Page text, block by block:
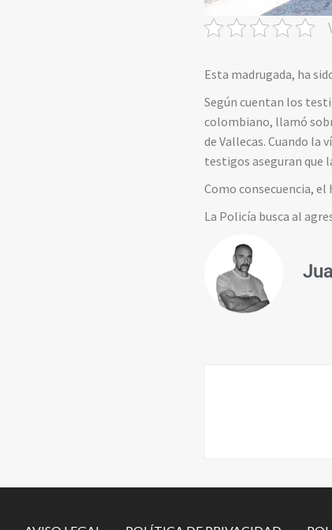
Esta madrugada, ha
Según cuentan los
colombiano, llamó
de Vallecas. Cuando la
testigos aseguran que
Como consecuencia,
La Policía busca al